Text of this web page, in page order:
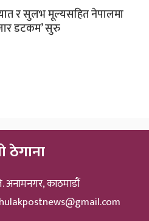
र सुलभ मूल्यसहित नेपालमा
डटकम’ सुरु
ठेगाना
अनामनगर, काठमाडौं
hulakpostnews@gmail.com